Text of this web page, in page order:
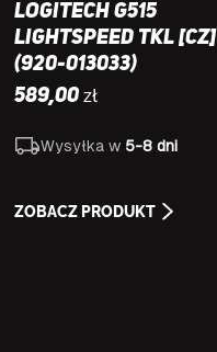
Logitech G515
Lightspeed TKL [CZ]
(920-013033)
589,00zł
Wysyłka w 5-8 dni
ZOBACZ PRODUKT